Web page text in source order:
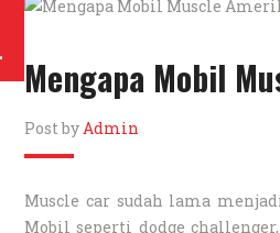
Mengapa Mobil
Post byAdmin
Muscle car sudah lama
Mobil seperti dodge